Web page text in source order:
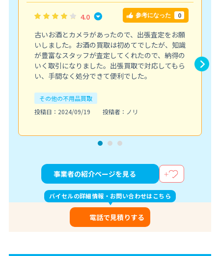
4.0 参考になった 0
古いお酒とカメラがあったので、出張査定をお願
いしました。お酒の買取は初めてでしたが、知識
が豊富なスタッフが査定してくれたので、納得の
いく取引になりました。出張買取で対応してもら
い、手間なく処分できて便利でした。
その他の不用品買取
投稿日：2024/09/19
投稿者：ノリ
事業者の紹介ページを見る
バイセルの詳細情報・お問い合わせはこちら
電話で見積りする